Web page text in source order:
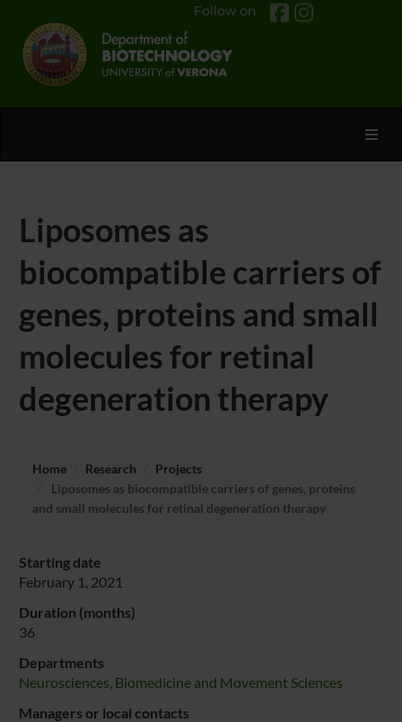
Follow on
Liposomes as
biocompatible carriers of
genes, proteins and small
molecules for retinal
degeneration therapy
Home Research
Projects
Liposomes as biocompatible carriers of genes, proteins
and small molecules for retinal degeneration therapy
Starting date
February 1, 2021
Duration (months)
36
Departments
Neurosciences, Biomedicine and Movement Sciences
Managers or local contacts